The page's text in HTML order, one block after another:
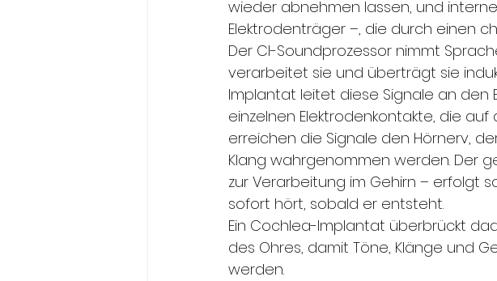
wieder abnehmen lassen, und
Elektrodenträger –, die durch einen
Der CI-Soundprozessor nimmt
verarbeitet sie und überträgt sie
Implantat leitet diese Signale an den
einzelnen Elektrodenkontakte, die
erreichen die Signale den Hörnerv,
Klang wahrgenommen werden. Der
zur Verarbeitung im Gehirn – erfolgt
sofort hört, sobald er entsteht.
Ein Cochlea-Implantat überbrückt
des Ohres, damit Töne, Klänge und
werden.